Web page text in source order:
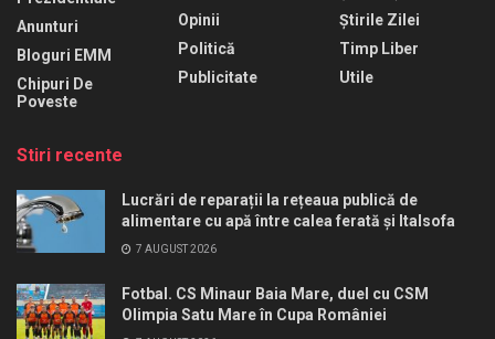
Anunturi
Bloguri EMM
Chipuri De
Poveste
Opinii
Politică
Publicitate
Știrile Zilei
Timp Liber
Utile
Stiri recente
Lucrări de reparații la rețeaua publică de
alimentare cu apă între calea ferată și Italsofa
7 AUGUST 2026
Fotbal. CS Minaur Baia Mare, duel cu CSM
Olimpia Satu Mare în Cupa României